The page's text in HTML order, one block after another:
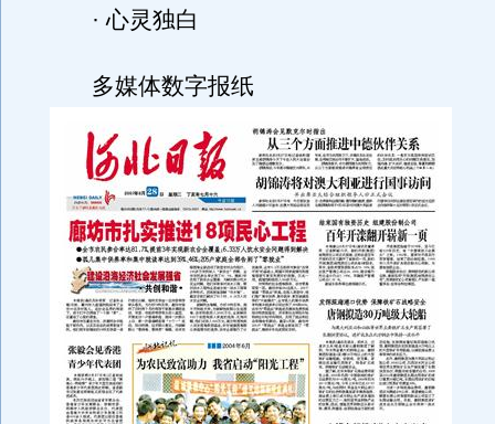
· 心灵独白
多媒体数字报纸